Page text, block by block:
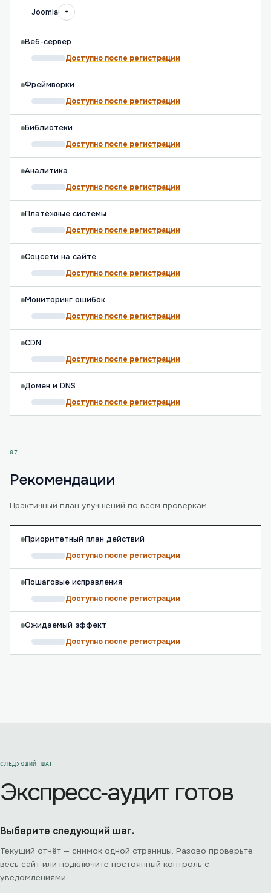
Joomla
+
Веб-сервер
Доступно после регистрации
Фреймворки
Доступно после регистрации
Библиотеки
Доступно после регистрации
Аналитика
Доступно после регистрации
Платёжные системы
Доступно после регистрации
Соцсети на сайте
Доступно после регистрации
Мониторинг ошибок
Доступно после регистрации
CDN
Доступно после регистрации
Домен и DNS
Доступно после регистрации
07
Рекомендации
Практичный план улучшений по всем проверкам.
Приоритетный план действий
Доступно после регистрации
Пошаговые исправления
Доступно после регистрации
Ожидаемый эффект
Доступно после регистрации
СЛЕДУЮЩИЙ ШАГ
Экспресс‑аудит готов
Выберите следующий шаг.
Текущий отчёт — снимок одной страницы. Разово проверьте
весь сайт или подключите постоянный контроль с
уведомлениями.